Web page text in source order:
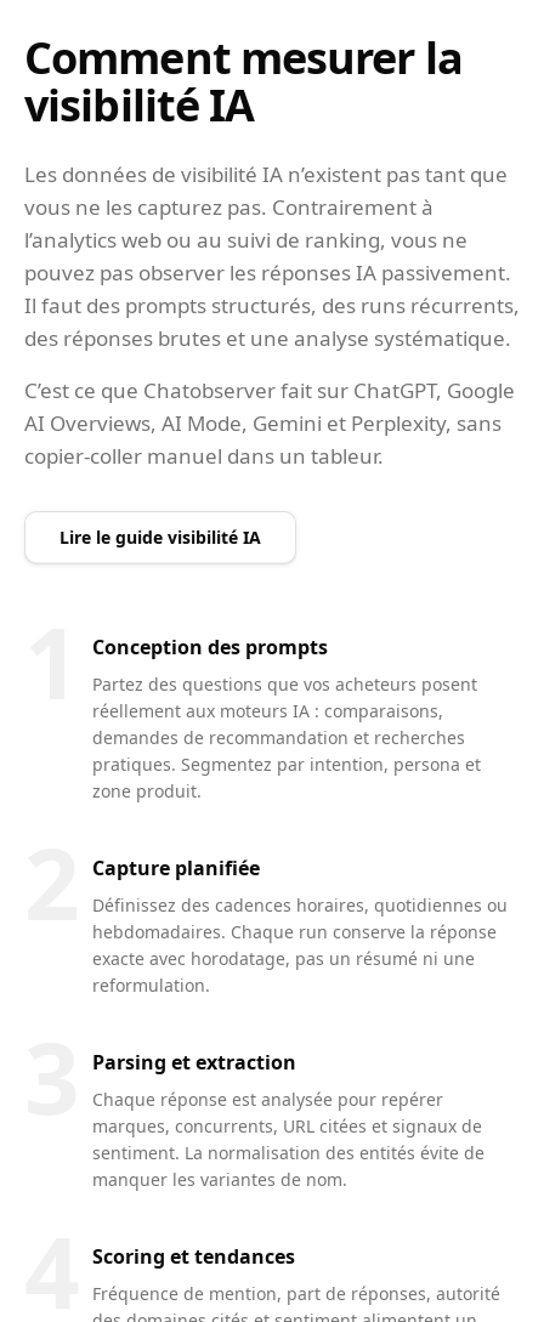
Comment mesurer la
visibilité IA
Les données de visibilité IA n’existent pas tant que
vous ne les capturez pas. Contrairement à
l’analytics web ou au suivi de ranking, vous ne
pouvez pas observer les réponses IA passivement.
Il faut des prompts structurés, des runs récurrents,
des réponses brutes et une analyse systématique.
C’est ce que Chatobserver fait sur ChatGPT, Google
AI Overviews, AI Mode, Gemini et Perplexity, sans
copier-coller manuel dans un tableur.
Lire le guide visibilité IA
Conception des prompts
Partez des questions que vos acheteurs posent
réellement aux moteurs IA : comparaisons,
demandes de recommandation et recherches
pratiques. Segmentez par intention, persona et
zone produit.
Capture planifiée
Définissez des cadences horaires, quotidiennes ou
hebdomadaires. Chaque run conserve la réponse
exacte avec horodatage, pas un résumé ni une
reformulation.
Parsing et extraction
Chaque réponse est analysée pour repérer
marques, concurrents, URL citées et signaux de
sentiment. La normalisation des entités évite de
manquer les variantes de nom.
Scoring et tendances
Fréquence de mention, part de réponses, autorité